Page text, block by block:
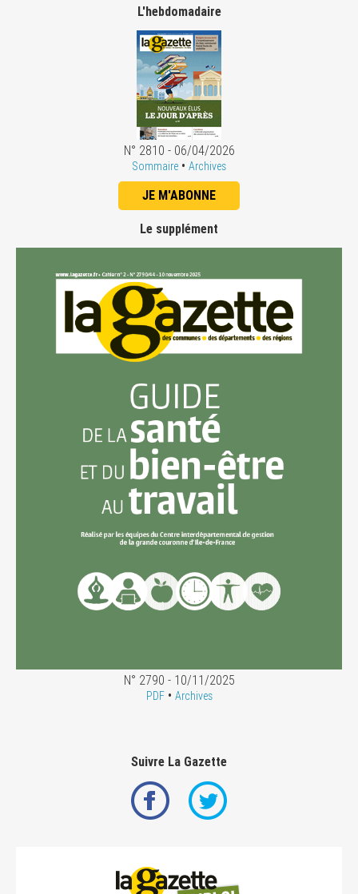
L'hebdomadaire
N° 2810 - 06/04/2026
Sommaire • Archives
JE M'ABONNE
Le supplément
N° 2790 - 10/11/2025
PDF• Archives
Suivre La Gazette